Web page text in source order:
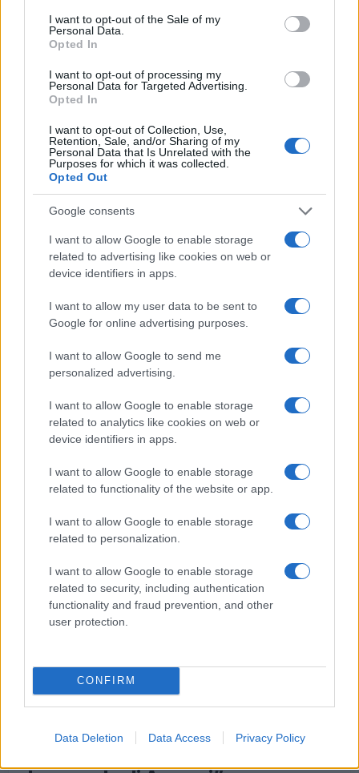
consent section.
I want to opt-out of the Sale of my
Personal Data.
Opted In
I want to opt-out of processing my
Personal Data for Targeted Advertising.
Opted In
I want to opt-out of Collection, Use,
Retention, Sale, and/or Sharing of my
Personal Data that Is Unrelated with the
Purposes for which it was collected.
Opted Out
Google consents
I want to allow Google to enable storage
related to advertising like cookies on web or
device identifiers in apps.
I want to allow my user data to be sent to
Google for online advertising purposes.
I want to allow Google to send me
personalized advertising.
I want to allow Google to enable storage
related to analytics like cookies on web or
device identifiers in apps.
I want to allow Google to enable storage
related to functionality of the website or app.
I want to allow Google to enable storage
related to personalization.
I want to allow Google to enable storage
related to security, including authentication
functionality and fraud prevention, and other
user protection.
CONFIRM
Data Deletion Data Access Privacy Policy
CALCIO
Malagò sulla presidenza della
Roma
Malagò sulla presidenza della Roma che gli era
Giovanni Malagò è un noto tifoso giallorosso e
durante un’intervista a Il…
Leggi l’articolo →